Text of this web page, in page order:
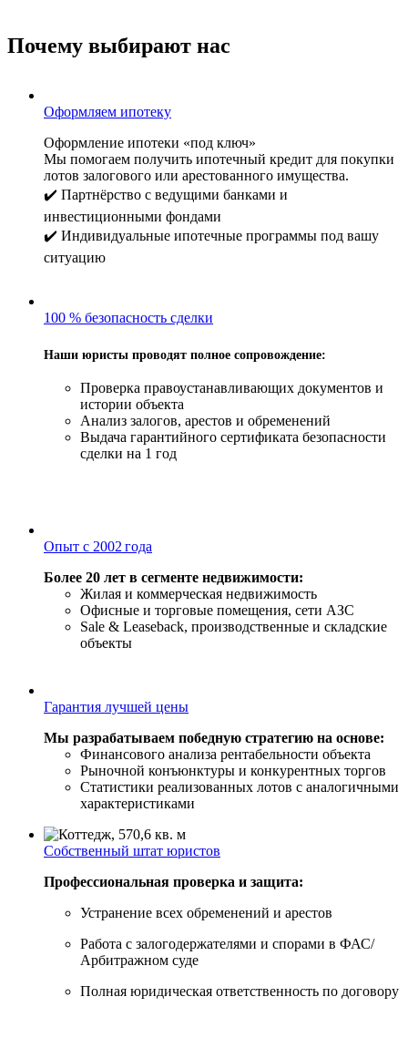
Почему выбирают нас
Оформляем ипотеку
Оформление ипотеки «под ключ»
Мы помогаем получить ипотечный кредит для покупки
лотов залогового или арестованного имущества.
✔️ Партнёрство с ведущими банками и
инвестиционными фондами
✔️ Индивидуальные ипотечные программы под вашу
ситуацию
100 % безопасность сделки
Наши юристы проводят полное сопровождение:
Проверка правоустанавливающих документов и
истории объекта
Анализ залогов, арестов и обременений
Выдача гарантийного сертификата безопасности
сделки на 1 год
Опыт с 2002 года
Более 20 лет в сегменте недвижимости:
Жилая и коммерческая недвижимость
Офисные и торговые помещения, сети АЗС
Sale & Leaseback, производственные и складские
объекты
Гарантия лучшей цены
Мы разрабатываем победную стратегию на основе:
Финансового анализа рентабельности объекта
Рыночной конъюнктуры и конкурентных торгов
Статистики реализованных лотов с аналогичными
характеристиками
Собственный штат юристов
Профессиональная проверка и защита:
Устранение всех обременений и арестов
Работа с залогодержателями и спорами в ФАС/
Арбитражном суде
Полная юридическая ответственность по договору